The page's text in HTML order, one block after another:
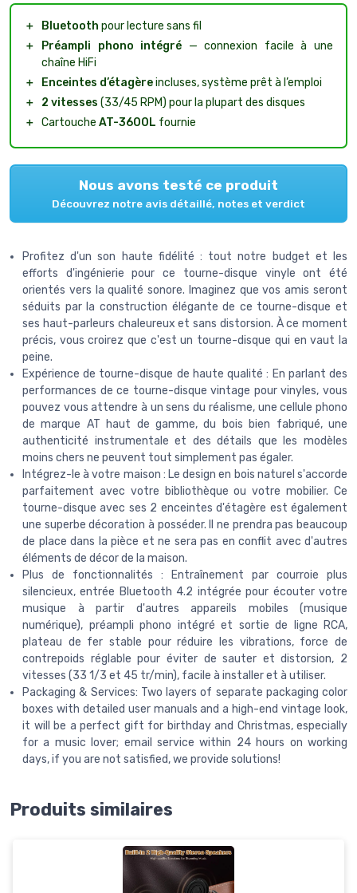
＋ Bluetooth pour lecture sans fil
＋
Préampli phono intégré — connexion facile à une
chaîne HiFi
＋
Enceintes d’étagèreincluses, système prêt à l’emploi
＋
2 vitesses (33/45 RPM) pour la plupart des disques
＋ Cartouche AT-3600L fournie
Nous avons testé ce produit
Découvrez notre avis détaillé, notes et verdict
Profitez d'un son haute fidélité : tout notre budget et les
efforts d'ingénierie pour ce tourne-disque vinyle ont été
orientés vers la qualité sonore. Imaginez que vos amis seront
séduits par la construction élégante de ce tourne-disque et
ses haut-parleurs chaleureux et sans distorsion. À ce moment
précis, vous croirez que c'est un tourne-disque qui en vaut la
peine.
Expérience de tourne-disque de haute qualité : En parlant des
performances de ce tourne-disque vintage pour vinyles, vous
pouvez vous attendre à un sens du réalisme, une cellule phono
de marque AT haut de gamme, du bois bien fabriqué, une
authenticité instrumentale et des détails que les modèles
moins chers ne peuvent tout simplement pas égaler.
Intégrez-le à votre maison : Le design en bois naturel s'accorde
parfaitement avec votre bibliothèque ou votre mobilier. Ce
tourne-disque avec ses 2 enceintes d'étagère est également
une superbe décoration à posséder. Il ne prendra pas beaucoup
de place dans la pièce et ne sera pas en conflit avec d'autres
éléments de décor de la maison.
Plus de fonctionnalités : Entraînement par courroie plus
silencieux, entrée Bluetooth 4.2 intégrée pour écouter votre
musique à partir d'autres appareils mobiles (musique
numérique), préampli phono intégré et sortie de ligne RCA,
plateau de fer stable pour réduire les vibrations, force de
contrepoids réglable pour éviter de sauter et distorsion, 2
vitesses (33 1/3 et 45 tr/min), facile à installer et à utiliser.
Packaging & Services: Two layers of separate packaging color
boxes with detailed user manuals and a high-end vintage look,
it will be a perfect gift for birthday and Christmas, especially
for a music lover; email service within 24 hours on working
days, if you are not satisfied, we provide solutions!
Produits similaires